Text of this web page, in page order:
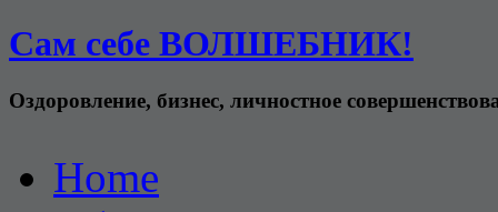
Сам себе ВОЛШЕБНИК!
Оздоровление, бизнес, личностное
Home